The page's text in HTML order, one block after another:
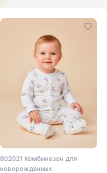
802021 Комбинезон для
новорождённых